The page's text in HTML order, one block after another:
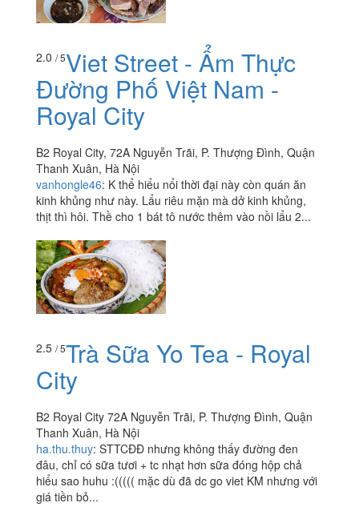
2.0 / 5Viet Street - Ẩm Thực
Đường Phố Việt Nam -
Royal City
B2 Royal City, 72A Nguyễn Trãi, P. Thượng Đình, Quận
Thanh Xuân, Hà Nội
vanhongle46: K thể hiểu nổi thời đại này còn quán ăn
kinh khủng như này. Lẩu riêu mặn mà dở kinh khủng,
thịt thì hôi. Thề cho 1 bát tô nước thêm vào nồi lẩu 2...
2.5 / 5Trà Sữa Yo Tea - Royal
City
B2 Royal City 72A Nguyễn Trãi, P. Thượng Đình, Quận
Thanh Xuân, Hà Nội
ha.thu.thuy: STTCĐĐ nhưng không thấy đường đen
đâu, chỉ có sữa tươi + tc nhạt hơn sữa đóng hộp chả
hiểu sao huhu :((((( mặc dù đã dc go viet KM nhưng với
giá tiền bỏ...